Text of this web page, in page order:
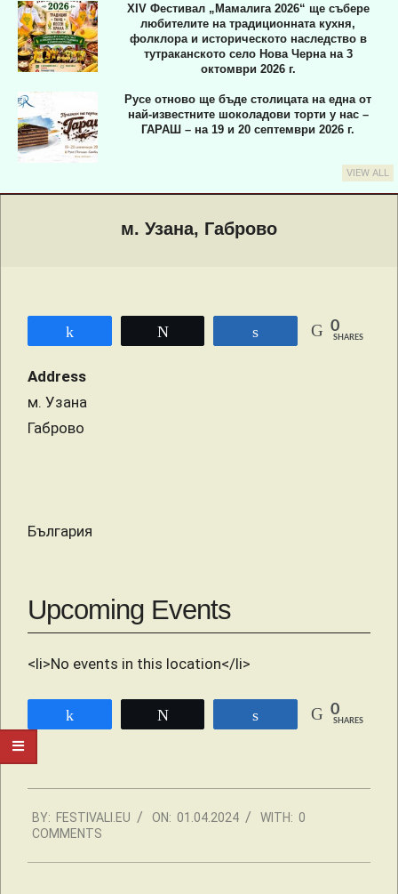
XIV Фестивал „Мамалига 2026“ ще събере
любителите на традиционната кухня,
фолклора и историческото наследство в
тутраканското село Нова Черна на 3
октомври 2026 г.
Русе отново ще бъде столицата на една от
най-известните шоколадови торти у нас –
ГАРАШ – на 19 и 20 септември 2026 г.
VIEW ALL
м. Узана, Габрово
0
SHARES
Address
м. Узана
Габрово
България
Upcoming Events
<li>No events in this location</li>
0
SHARES
04-
01
BY: FESTIVALI.EU ON: 01.04.2024 WITH: 0
COMMENTS